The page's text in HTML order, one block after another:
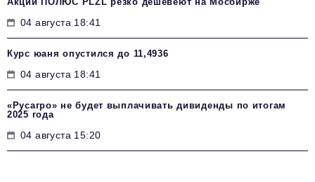
04 августа 18:41
Курс юаня опустился до 11,4936
04 августа 18:41
«Русагро» не будет выплачивать дивиденды по итогам
2025 года
04 августа 15:20